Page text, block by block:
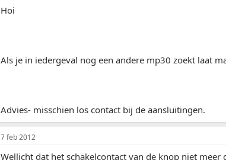
Hoi
Als je in iedergeval nog een andere mp30 zoekt laat
Advies- misschien los contact bij de aansluitingen.
7 feb 2012
Wellicht dat het schakelcontact van de knop niet